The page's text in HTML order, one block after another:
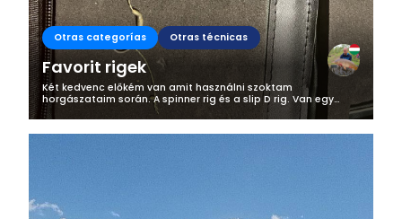
Otras categorías Otras técnicas
Favorit rigek
Két kedvenc előkém van amit használni szoktam
horgászataim során. A spinner rig és a slip D rig. Van egy
titkos fegyverem is amit az angol barátaimtól lestem el és ez
a running rig. Kezdjük is el...